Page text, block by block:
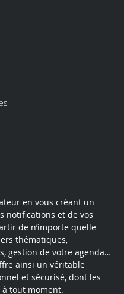
en vous créant un
notifications et de vos
de n’importe quelle
thématiques,
gestion de votre agenda…
ainsi un véritable
et sécurisé, dont les
tout moment.